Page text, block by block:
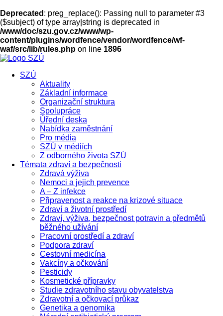
Deprecated : preg_replace(): Passing null to parameter #3
($subject) of type array|string is deprecated in
/www/doc/szu.gov.cz/www/wp-
content/plugins/wordfence/vendor/wordfence/wf-
waf/src/lib/rules.php on line 1896
SZÚ
Aktuality
Základní informace
Organizační struktura
Spolupráce
Úřední deska
Nabídka zaměstnání
Pro média
SZÚ v médiích
Z odborného života SZÚ
Témata zdraví a bezpečnosti
Zdravá výživa
Nemoci a jejich prevence
A – Z infekce
Připravenost a reakce na krizové situace
Zdraví a životní prostředí
Zdraví, výživa, bezpečnost potravin a předmětů
běžného užívání
Pracovní prostředí a zdraví
Podpora zdraví
Cestovní medicína
Vakcíny a očkování
Pesticidy
Kosmetické přípravky
Studie zdravotního stavu obyvatelstva
Zdravotní a očkovací průkaz
Genetika a genomika